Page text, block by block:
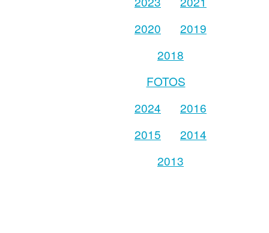
2020
2019
2018
FOTOS
2024
2016
2015
2014
2013